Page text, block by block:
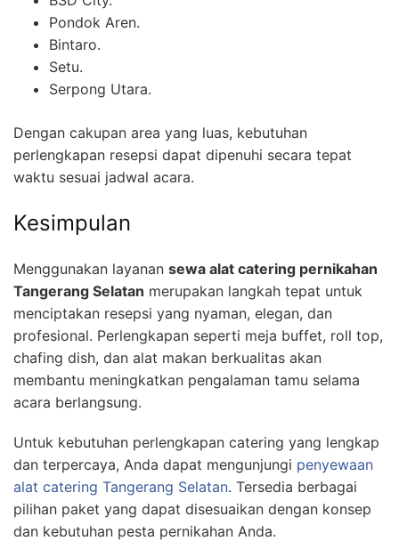
Pondok Aren.
Bintaro.
Setu.
Serpong Utara.
Dengan cakupan area yang luas, kebutuhan
perlengkapan resepsi dapat dipenuhi secara tepat
waktu sesuai jadwal acara.
Kesimpulan
Menggunakan layanan sewa alat catering pernikahan
Tangerang Selatan merupakan langkah tepat untuk
menciptakan resepsi yang nyaman, elegan, dan
profesional. Perlengkapan seperti meja buffet, roll top,
chafing dish, dan alat makan berkualitas akan
membantu meningkatkan pengalaman tamu selama
acara berlangsung.
Untuk kebutuhan perlengkapan catering yang lengkap
dan terpercaya, Anda dapat mengunjungi penyewaan
alat catering Tangerang Selatan. Tersedia berbagai
pilihan paket yang dapat disesuaikan dengan konsep
dan kebutuhan pesta pernikahan Anda.